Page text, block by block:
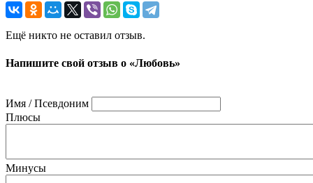
Ещё никто не оставил отзыв.
Напишите свой отзыв о «Любовь»
Имя / Псевдоним
Плюсы
Минусы